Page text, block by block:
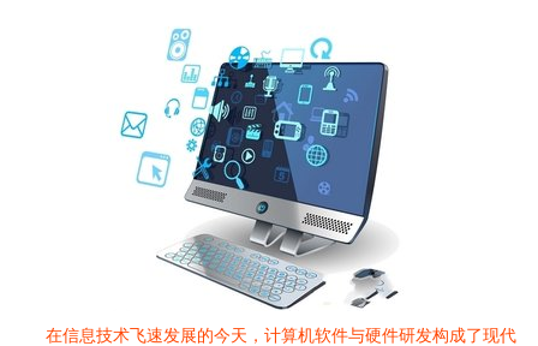
在信息技术飞速发展的今天，计算机软件与硬件研发构成了现代